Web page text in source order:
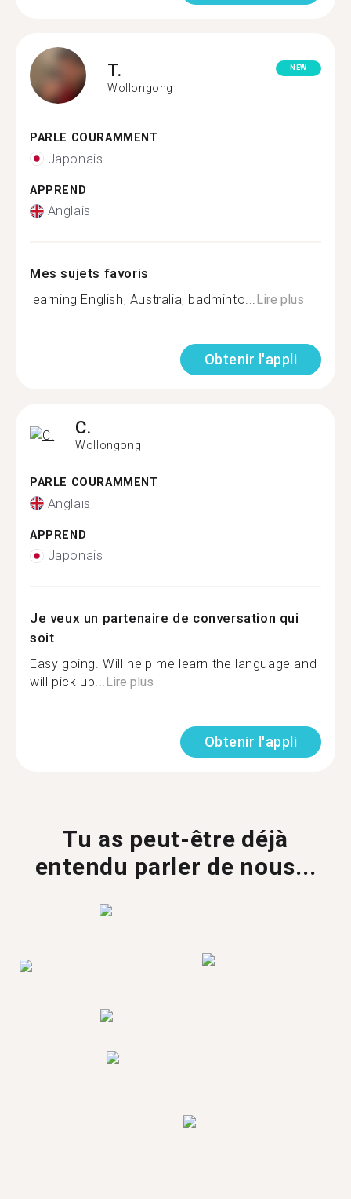
T.
Wollongong
NEW
PARLE COURAMMENT
Japonais
APPREND
Anglais
Mes sujets favoris
learning English, Australia, badminto...Lire plus
Obtenir l'appli
C.
Wollongong
PARLE COURAMMENT
Anglais
APPREND
Japonais
Je veux un partenaire de conversation qui
soit
Easy going. Will help me learn the language and
will pick up...Lire plus
Obtenir l'appli
Tu as peut-être déjà
entendu parler de nous...